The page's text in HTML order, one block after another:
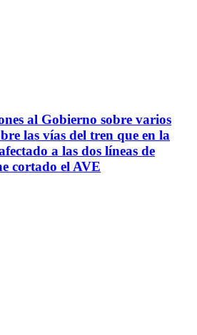
al Gobierno sobre varios
las vías del tren que en la
a las dos líneas de
cortado el AVE